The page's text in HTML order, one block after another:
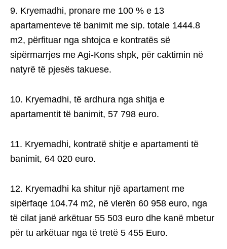
9. Kryemadhi, pronare me 100 % e 13
apartamenteve të banimit me sip. totale 1444.8
m2, përfituar nga shtojca e kontratës së
sipërmarrjes me Agi-Kons shpk, për caktimin në
natyrë të pjesës takuese.
10. Kryemadhi, të ardhura nga shitja e
apartamentit të banimit, 57 798 euro.
11. Kryemadhi, kontratë shitje e apartamenti të
banimit, 64 020 euro.
12. Kryemadhi ka shitur një apartament me
sipërfaqe 104.74 m2, në vlerën 60 958 euro, nga
të cilat janë arkëtuar 55 503 euro dhe kanë mbetur
për tu arkëtuar nga të tretë 5 455 Euro.